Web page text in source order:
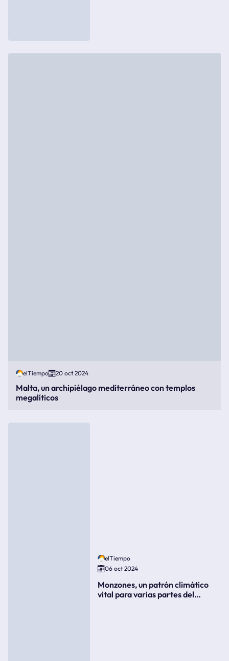
elTiempo 20 oct 2024
Malta, un archipiélago mediterráneo con templos
megalíticos
elTiempo
06 oct 2024
Monzones, un patrón climático
vital para varias partes del